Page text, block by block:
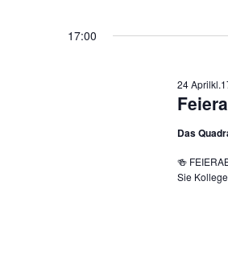
24
17:00
24
Das
🍻
Sie